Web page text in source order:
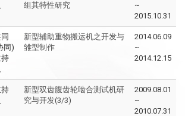
组其特性研究
~
2015.10.31
同)
持
新型辅助重物搬运机之开发与
雏型制作
2014.06.09
~
2014.12.15
持
新型双齿腹齿轮啮合测试机研
究与开发(3/3)
2009.08.01
~
2010.07.31